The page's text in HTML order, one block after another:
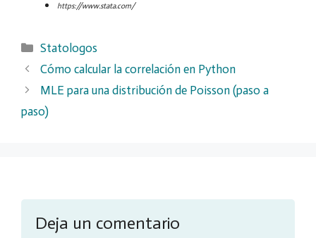
https://www.stata.com/
Categorías
Statologos
Cómo calcular la correlación en Python
MLE para una distribución de Poisson (paso a
paso)
Deja un comentario